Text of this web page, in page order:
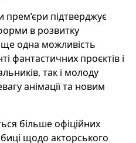
підтверджує
в розвитку
одна можливість
фантастичних проєктів і
так і молоду
анімації та новим
більше офіційних
щодо акторського